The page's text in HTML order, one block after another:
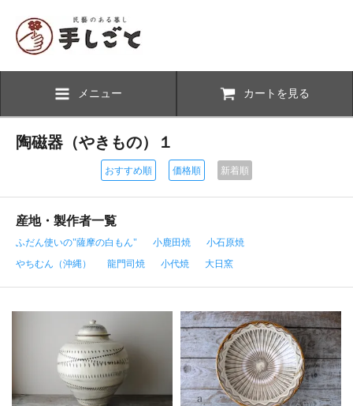
メニュー カートを見る
陶磁器（やきもの）１
おすすめ順 価格順 新着順
産地・製作者一覧
ふだん使いの"薩摩の白もん" 小鹿田焼
小石原焼
やちむん（沖縄）
龍門司焼 小代焼 大日窯